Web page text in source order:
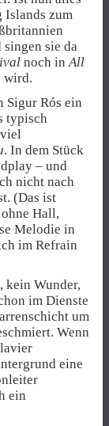
Islands zum
sie da
noch inAll
wird.
Sigur Rós ein
typisch
. In dem Stück
– und
nicht nach
(Das ist
Hall,
Melodie in
im Refrain
kein Wunder,
im Dienste
um
Wenn
eine
ein